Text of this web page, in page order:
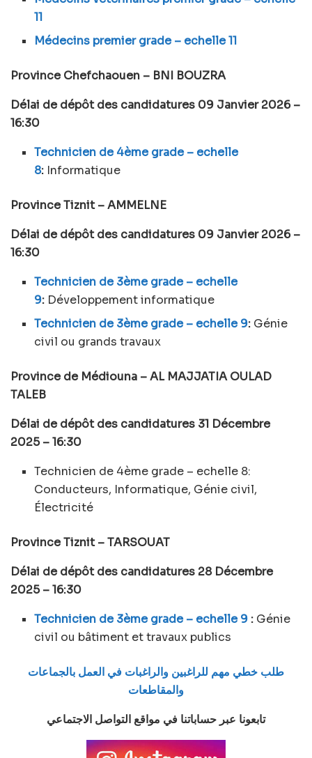
11
Médecins premier grade – echelle 11
Province Chefchaouen – BNI BOUZRA
Délai de dépôt des candidatures 09 Janvier 2026 –
16:30
Technicien de 4ème grade – echelle
8: Informatique
Province Tiznit – AMMELNE
Délai de dépôt des candidatures 09 Janvier 2026 –
16:30
Technicien de 3ème grade – echelle
9: Développement informatique
Technicien de 3ème grade – echelle 9: Génie
civil ou grands travaux
Province de Médiouna – AL MAJJATIA OULAD
TALEB
Délai de dépôt des candidatures 31 Décembre
2025 – 16:30
Technicien de 4ème grade – echelle 8:
Conducteurs, Informatique, Génie civil,
Électricité
Province Tiznit – TARSOUAT
Délai de dépôt des candidatures 28 Décembre
2025 – 16:30
Technicien de 3ème grade – echelle 9 : Génie
civil ou bâtiment et travaux publics
طلب خطي مهم للراغبين والراغبات في العمل بالجماعات
والمقاطعات
تابعونا عبر حساباتنا في مواقع التواصل الاجتماعي